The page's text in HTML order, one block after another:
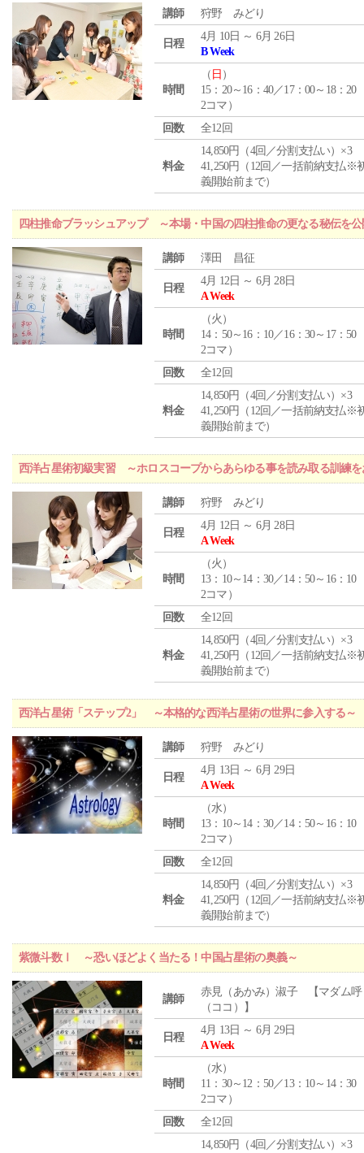
講師 狩野 みどり
日程
4月 10日 ～ 6月 26日
B Week
時間
（ 日 ）
15：20～16：40／17：00～18：20
2コマ）
回数
全12回
料金
14,850円（4回／分割支払い）×3
41,250円（12回／一括前納支払※
義開始前まで）
四柱推命ブラッシュアップ ～本場・中国の四柱推命の更なる秘伝を
講師 澤田 昌征
日程
4月 12日 ～ 6月 28日
A Week
時間
（火 ）
14：50～16：10／16：30～17：50
2コマ）
回数
全12回
料金
14,850円（4回／分割支払い）×3
41,250円（12回／一括前納支払※
義開始前まで）
西洋占星術初級実習 ～ホロスコープからあらゆる事を読み取る訓練を
講師 狩野 みどり
日程
4月 12日 ～ 6月 28日
A Week
時間
（火 ）
13：10～14：30／14：50～16：10
2コマ）
回数
全12回
料金
14,850円（4回／分割支払い）×3
41,250円（12回／一括前納支払※
義開始前まで）
西洋占星術「ステップ2」 ～本格的な西洋占星術の世界に参入する～
講師 狩野 みどり
日程
4月 13日 ～ 6月 29日
A Week
時間
（水）
13：10～14：30／14：50～16：10
2コマ）
回数
全12回
料金
14,850円（4回／分割支払い）×3
41,250円（12回／一括前納支払※
義開始前まで）
紫微斗数Ⅰ ～恐いほどよく当たる！中国占星術の奥義～
講師
赤見（あかみ）淑子 【マダム呼
（ココ）】
日程
4月 13日 ～ 6月 29日
A Week
時間
（水）
11：30～12：50／13：10～14：30
2コマ）
回数
全12回
14,850円（4回／分割支払い）×3